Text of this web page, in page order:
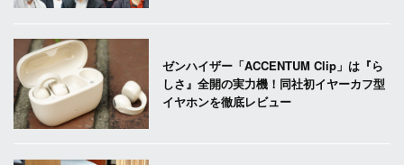
ゼンハイザー「ACCENTUM Clip」は『ら
しさ』全開の実力機！同社初イヤーカフ型
イヤホンを徹底レビュー